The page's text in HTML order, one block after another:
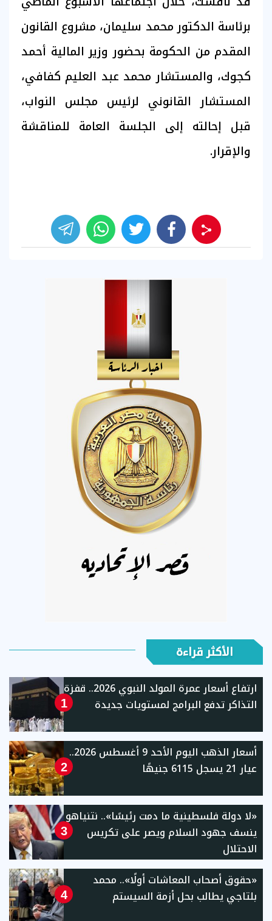
برئاسة الدكتور محمد سليمان، مشروع القانون
المقدم من الحكومة بحضور وزير المالية أحمد
كجوك، والمستشار محمد عبد العليم كفافي،
المستشار القانوني لرئيس مجلس النواب،
قبل إحالته إلى الجلسة العامة للمناقشة
والإقرار.
الأكثر قراءة
1
ارتفاع أسعار عمرة المولد النبوي 2026.. قفزة
التذاكر تدفع البرامج لمستويات جديدة
2
أسعار الذهب اليوم الأحد 9 أغسطس 2026..
عيار 21 يسجل 6115 جنيهًا
3
«لا دولة فلسطينية ما دمت رئيسًا».. نتنياهو
ينسف جهود السلام ويصر على تكريس
الاحتلال
4
«حقوق أصحاب المعاشات أولًا».. محمد
بلتاجي يطالب بحل أزمة السيستم